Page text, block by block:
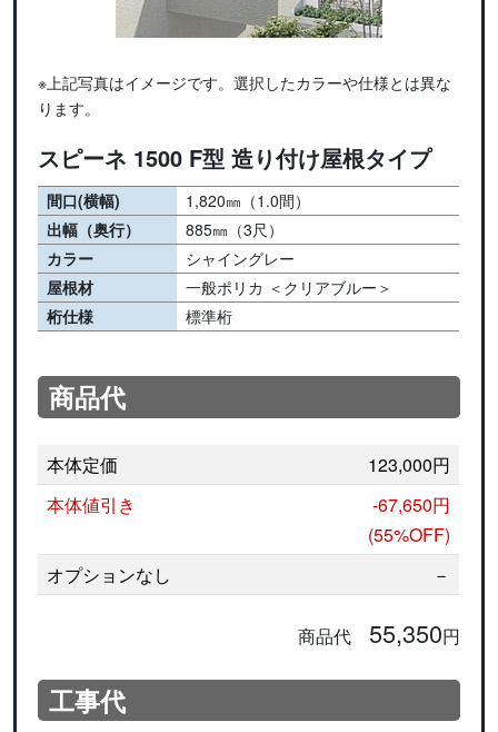
※上記写真はイメージです。選択したカラーや仕様とは異な
ります。
スピーネ 1500 F型 造り付け屋根タイプ
間口(横幅)
1,820㎜（1.0間）
出幅（奥行）
885㎜（3尺）
カラー
シャイングレー
屋根材
一般ポリカ ＜クリアブルー＞
桁仕様
標準桁
商品代
本体定価
123,000円
本体値引き
-67,650円
(55%OFF)
オプションなし
－
商品代 55,350円
工事代